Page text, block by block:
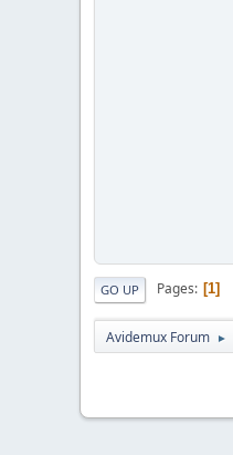
GO UP Pages 1
Avidemux Forum ►